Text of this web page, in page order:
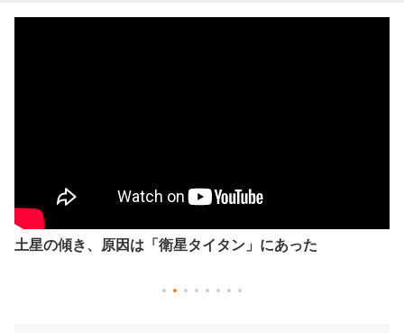
土星の傾き、原因は「衛星タイタン」にあった